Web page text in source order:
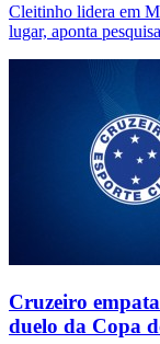
Cleitinho lidera em
lugar, aponta
Cruzeiro
duelo da Copa